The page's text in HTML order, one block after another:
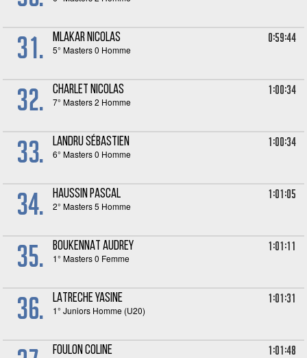
31. MLAKAR Nicolas
5° Masters 0 Homme
0:59:44
32. CHARLET Nicolas
7° Masters 2 Homme
1:00:34
33. LANDRU Sébastien
6° Masters 0 Homme
1:00:34
34. HAUSSIN Pascal
2° Masters 5 Homme
1:01:05
35. BOUKENNAT Audrey
1° Masters 0 Femme
1:01:11
36. LATRECHE Yasine
1° Juniors Homme (U20)
1:01:31
FOULON Coline 1:01:48